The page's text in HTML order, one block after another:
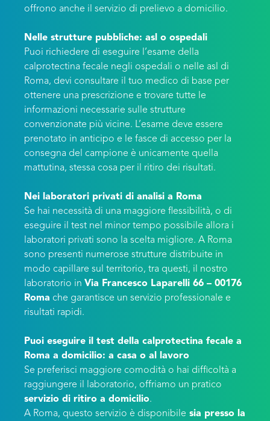
offrono anche il servizio di prelievo a domicilio.
Nelle strutture pubbliche: asl o ospedali
Puoi richiedere di eseguire l’esame della
calprotectina fecale negli ospedali o nelle asl di
Roma, devi consultare il tuo medico di base per
ottenere una prescrizione e trovare tutte le
informazioni necessarie sulle strutture
convenzionate più vicine. L’esame deve essere
prenotato in anticipo e le fasce di accesso per la
consegna del campione è unicamente quella
mattutina, stessa cosa per il ritiro dei risultati.
Nei laboratori privati di analisi a Roma
Se hai necessità di una maggiore flessibilità, o di
eseguire il test nel minor tempo possibile allora i
laboratori privati sono la scelta migliore. A Roma
sono presenti numerose strutture distribuite in
modo capillare sul territorio, tra questi, il nostro
laboratorio in Via Francesco Laparelli 66 – 00176
Roma che garantisce un servizio professionale e
risultati rapidi.
Puoi eseguire il test della calprotectina fecale a
Roma a domicilio: a casa o al lavoro
Se preferisci maggiore comodità o hai difficoltà a
raggiungere il laboratorio, offriamo un pratico
servizio di ritiro a domicilio.
A Roma, questo servizio è disponibile sia presso la